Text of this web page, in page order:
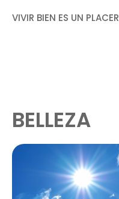
VIVIR BIEN ES UN PLACER
BELLEZA